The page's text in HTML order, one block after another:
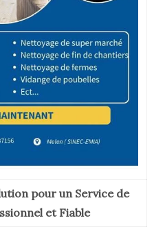
pour un Service de
et Fiable